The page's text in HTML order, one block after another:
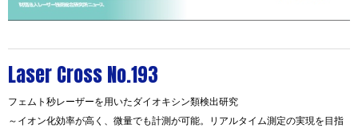
Laser Cross No.193
フェムト秒レーザーを用いたダイオキシン類検出研究
～イオン化効率が高く、微量でも計測が可能。リアルタイム測定の実現を目指